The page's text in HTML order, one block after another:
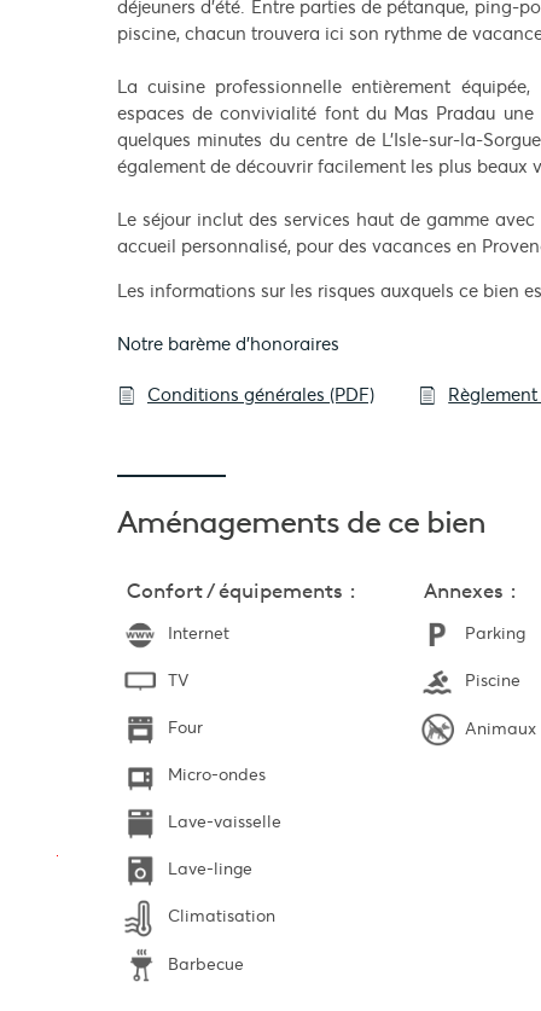
déjeuners d’été. Entre parties de pétanque, ping-
piscine, chacun trouvera ici son rythme de
La cuisine professionnelle entièrement
espaces de convivialité font du Mas Pradau
quelques minutes du centre de L’Isle-sur-la-
également de découvrir facilement les plus beaux
Le séjour inclut des services haut de gamme
accueil personnalisé, pour des vacances en
Les informations sur les risques auxquels ce bien
Notre barème d'honoraires
Conditions générales (PDF)
Aménagements de ce bien
Confort / équipements :
Internet
TV
Four
Micro-ondes
Lave-vaisselle
Lave-linge
Climatisation
Barbecue
Annexes :
Parking
Piscine